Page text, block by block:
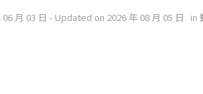
06 月 03 日 - Updated on 2026 年 08 月 05 日 in